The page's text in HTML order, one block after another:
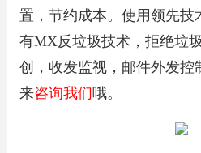
置，节约成本。使用领先技
有MX反垃圾技术，拒绝垃
创，收发监视，邮件外发控
来咨询我们哦。